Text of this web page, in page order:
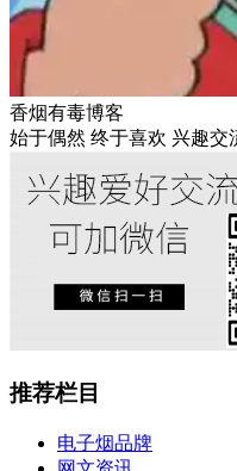
香烟有毒博客
始于偶然 终于喜欢 兴趣交
推荐栏目
电子烟品牌